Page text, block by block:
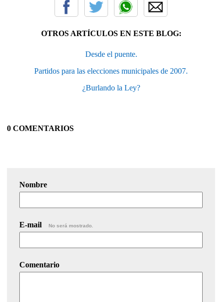
OTROS ARTÍCULOS EN ESTE BLOG:
Desde el puente.
Partidos para las elecciones municipales de 2007.
¿Burlando la Ley?
0 COMENTARIOS
Nombre
E-mail No será mostrado.
Comentario